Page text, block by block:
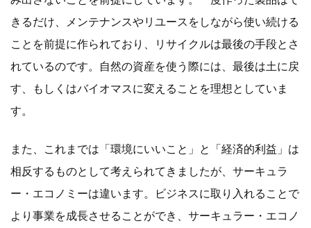
きるだけ、メンテナンスやリユースをしながら使い続ける
ことを前提に作られており、リサイクルは最後の手段とさ
れているのです。自然の資産を使う際には、最後は土に戻
す、もしくはバイオマスに変えることを理想としていま
す。
また、これまでは「環境にいいこと」と「経済的利益」は
相反するものとして考えられてきましたが、サーキュラ
ー・エコノミーは違います。ビジネスに取り入れることで
より事業を成長させることができ、サーキュラー・エコノ